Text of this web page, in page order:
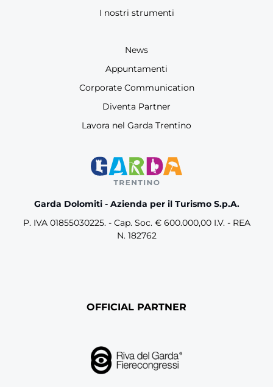
Garda Dolomiti - Azienda per il Turismo S.p.A.
P. IVA 01855030225. - Cap. Soc. € 600.000,00 I.V. - REA
N. 182762
I nostri strumenti
News
Appuntamenti
Corporate Communication
Diventa Partner
Lavora nel Garda Trentino
OFFICIAL PARTNER